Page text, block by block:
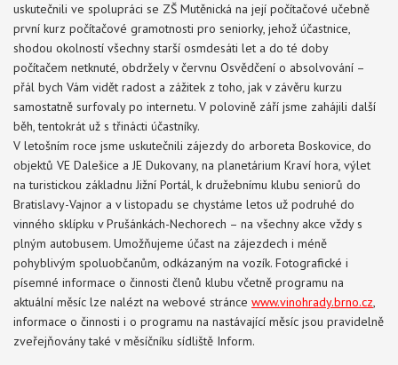
uskutečnili ve spolupráci se ZŠ Mutěnická na její počítačové učebně
první kurz počítačové gramotnosti pro seniorky, jehož účastnice,
shodou okolností všechny starší osmdesáti let a do té doby
počítačem netknuté, obdržely v červnu Osvědčení o absolvování –
přál bych Vám vidět radost a zážitek z toho, jak v závěru kurzu
samostatně surfovaly po internetu. V polovině září jsme zahájili další
běh, tentokrát už s třinácti účastníky.
V letošním roce jsme uskutečnili zájezdy do arboreta Boskovice, do
objektů VE Dalešice a JE Dukovany, na planetárium Kraví hora, výlet
na turistickou základnu Jižní Portál, k družebnímu klubu seniorů do
Bratislavy-Vajnor a v listopadu se chystáme letos už podruhé do
vinného sklípku v Prušánkách-Nechorech – na všechny akce vždy s
plným autobusem. Umožňujeme účast na zájezdech i méně
pohyblivým spoluobčanům, odkázaným na vozík. Fotografické i
písemné informace o činnosti členů klubu včetně programu na
aktuální měsíc lze nalézt na webové stránce www.vinohrady.brno.cz,
informace o činnosti i o programu na nastávající měsíc jsou pravidelně
zveřejňovány také v měsíčníku sídliště Inform.